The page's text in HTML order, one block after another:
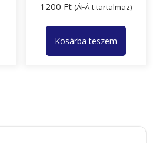
1200 Ft (ÁFÁ-t tartalmaz)
Kosárba teszem